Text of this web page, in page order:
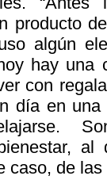
producto
algún
hay una
con
día en
al
caso, de las